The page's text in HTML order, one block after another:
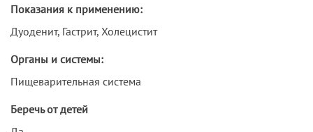
Показания к применению:
Дуоденит, Гастрит, Холецистит
Органы и системы:
Пищеварительная система
Беречь от детей